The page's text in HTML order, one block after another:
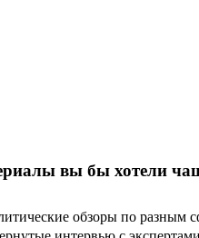
вы бы хотели
обзоры по разным